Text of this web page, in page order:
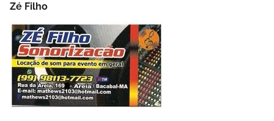
Zé Filho